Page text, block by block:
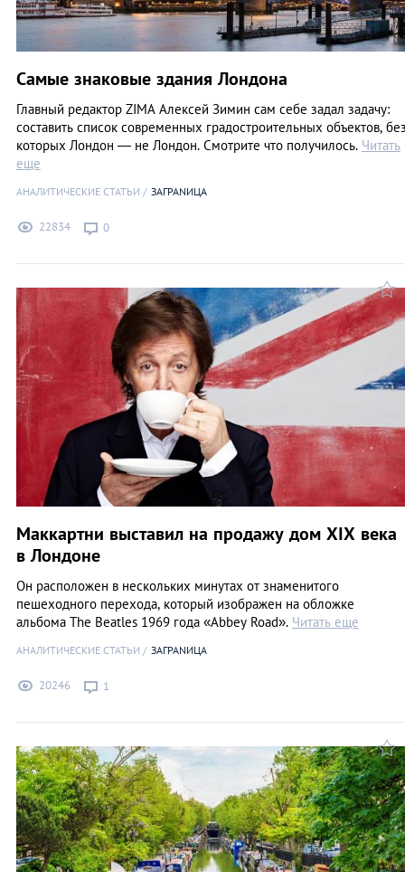
Самые знаковые здания Лондона
Главный редактор ZIMA Алексей Зимин сам себе задал задачу:
составить список современных градостроительных объектов,
которых Лондон — не Лондон. Смотрите что получилось. Читать
еще
АНАЛИТИЧЕСКИЕ СТАТЬИ ЗАГРАNИЦА
22834 0
Маккартни выставил на продажу дом ХIX века
в Лондоне
Он расположен в нескольких минутах от знаменитого
пешеходного перехода, который изображен на обложке
альбома The Beatles 1969 года «Abbey Road». Читать еще
АНАЛИТИЧЕСКИЕ СТАТЬИ ЗАГРАNИЦА
20246 1